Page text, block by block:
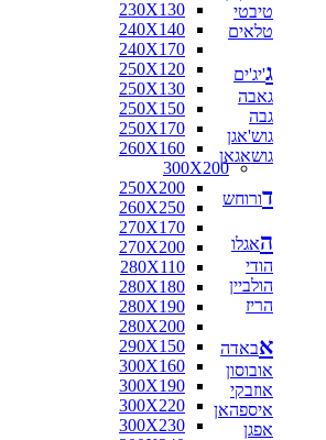
230X130
240X140
240X170
250X120
250X130
250X150
250X170
260X160
300X200
250X200
260X250
270X170
270X200
280X110
280X180
280X190
280X200
290X150
300X160
300X190
300X220
300X230
טיבטי
טלאים
ג'יג'ים
גאבה
גבה
גוש'אגן
גושאגאן
דורוחש
האגלו
הודי
הולביין
הריז
אבאדה
אובוסון
אוזבקי
איספהאן
אפגן